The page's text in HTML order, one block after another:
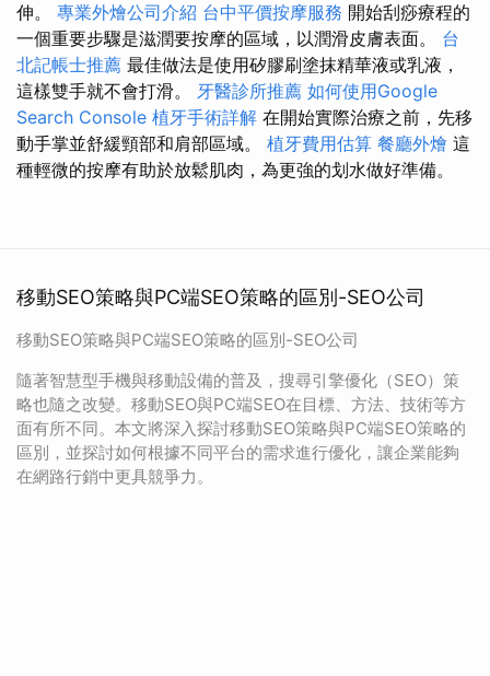
伸。 專業外燴公司介紹 台中平價按摩服務 開始刮痧療程的
一個重要步驟是滋潤要按摩的區域，以潤滑皮膚表面。 台
北記帳士推薦 最佳做法是使用矽膠刷塗抹精華液或乳液​​，
這樣雙手就不會打滑。 牙醫診所推薦 如何使用Google
Search Console 植牙手術詳解 在開始實際治療之前，先移
動手掌並舒緩頸部和肩部區域。 植牙費用估算 餐廳外燴 這
種輕微的按摩有助於放鬆肌肉，為更強的划水做好準備。
移動SEO策略與PC端SEO策略的區別-SEO公司
移動SEO策略與PC端SEO策略的區別-SEO公司
隨著智慧型手機與移動設備的普及，搜尋引擎優化（SEO）策
略也隨之改變。移動SEO與PC端SEO在目標、方法、技術等方
面有所不同。本文將深入探討移動SEO策略與PC端SEO策略的
區別，並探討如何根據不同平台的需求進行優化，讓企業能夠
在網路行銷中更具競爭力。